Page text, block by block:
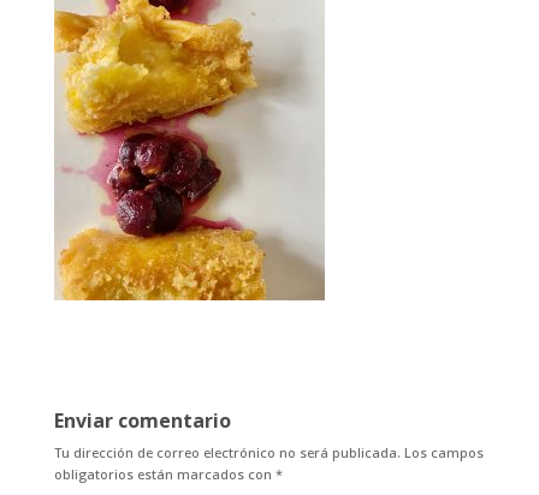
Enviar comentario
Tu dirección de correo electrónico no será publicada. Los campos
obligatorios están marcados con *